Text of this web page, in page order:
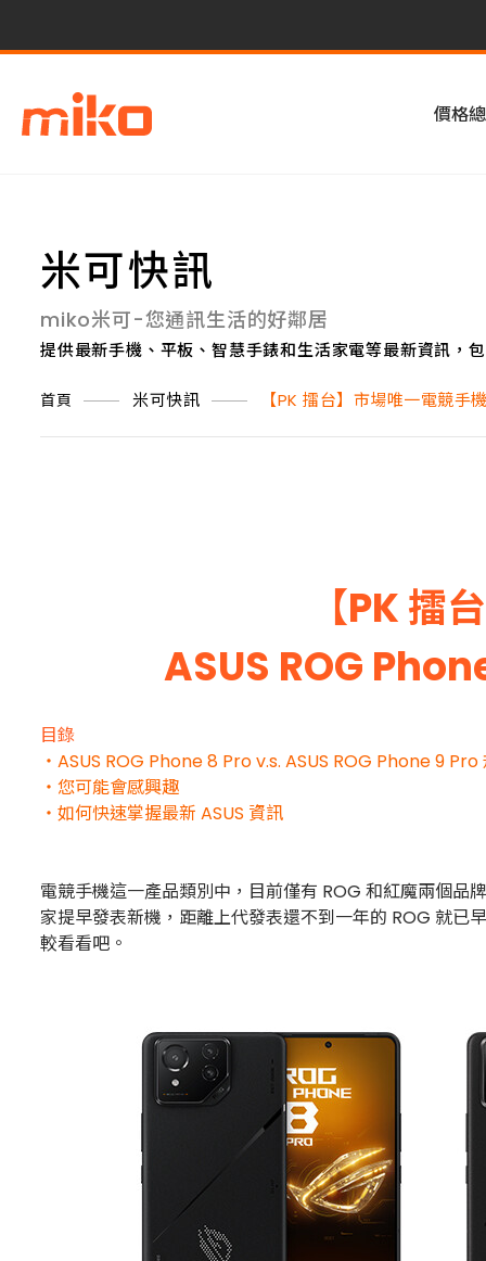
價格
米可快訊
miko米可-您通訊生活的好鄰居
提供最新手機、平板、智慧手錶和生活家電等最新資訊，
首頁 米可快訊 【PK 擂台】市場唯一電競
【PK 擂
ASUS ROG
目錄
・ASUS ROG Phone 8 Pro v.s. ASUS ROG Phone 9 Pro
・您可能會感興趣
・如何快速掌握最新 ASUS 資訊
電競手機這一產品類別中，目前僅有 ROG 和紅魔兩個
家提早發表新機，距離上代發表還不到一年的 ROG 就
較看看吧。